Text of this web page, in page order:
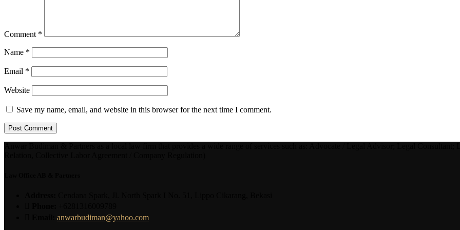
Comment *
Name *
Email *
Website
Save my name, email, and website in this browser for the next time I comment.
anwarbudiman@yahoo.com